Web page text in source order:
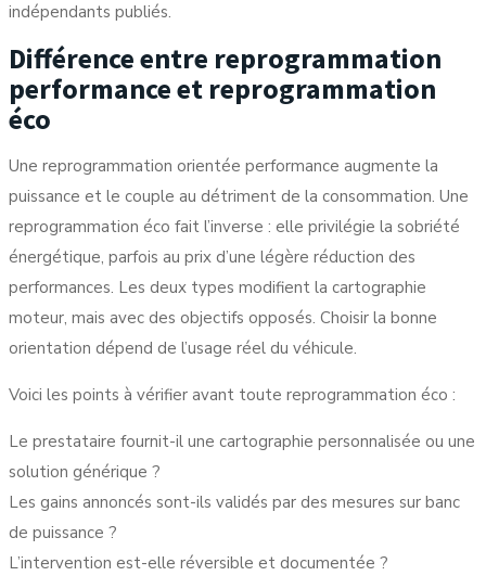
indépendants publiés.
Différence entre reprogrammation
performance et reprogrammation
éco
Une reprogrammation orientée performance augmente la
puissance et le couple au détriment de la consommation. Une
reprogrammation éco fait l’inverse : elle privilégie la sobriété
énergétique, parfois au prix d’une légère réduction des
performances. Les deux types modifient la cartographie
moteur, mais avec des objectifs opposés. Choisir la bonne
orientation dépend de l’usage réel du véhicule.
Voici les points à vérifier avant toute reprogrammation éco :
Le prestataire fournit-il une cartographie personnalisée ou une
solution générique ?
Les gains annoncés sont-ils validés par des mesures sur banc
de puissance ?
L’intervention est-elle réversible et documentée ?